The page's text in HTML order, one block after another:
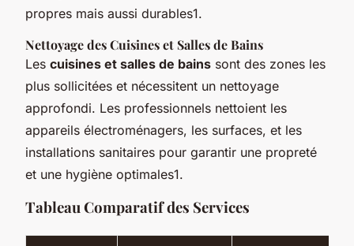
propres mais aussi durables1.
Nettoyage des Cuisines et Salles de Bains
Les cuisines et salles de bains sont des zones les
plus sollicitées et nécessitent un nettoyage
approfondi. Les professionnels nettoient les
appareils électroménagers, les surfaces, et les
installations sanitaires pour garantir une propreté
et une hygiène optimales1.
Tableau Comparatif des Services